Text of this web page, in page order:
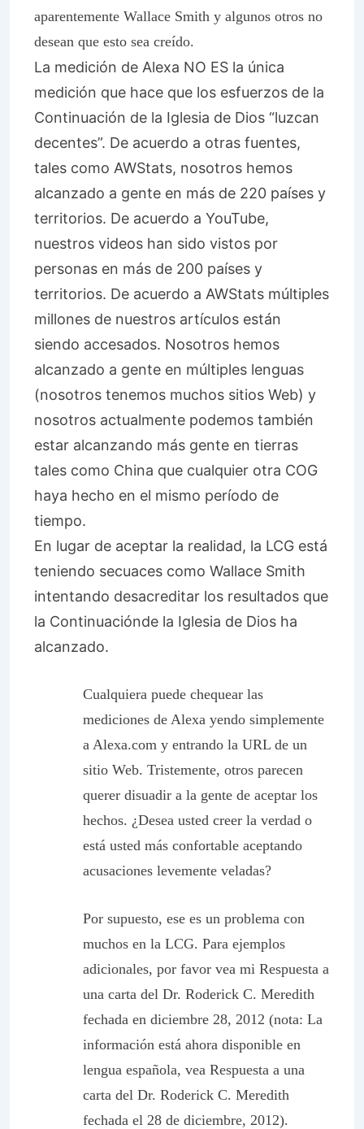
aparentemente Wallace Smith y algunos otros no
desean que esto sea creído.
La medición de Alexa NO ES la única
medición que hace que los esfuerzos de la
Continuación de la Iglesia de Dios “luzcan
decentes”. De acuerdo a otras fuentes,
tales como AWStats, nosotros hemos
alcanzado a gente en más de 220 países y
territorios. De acuerdo a YouTube,
nuestros videos han sido vistos por
personas en más de 200 países y
territorios. De acuerdo a AWStats múltiples
millones de nuestros artículos están
siendo accesados. Nosotros hemos
alcanzado a gente en múltiples lenguas
(nosotros tenemos muchos sitios Web) y
nosotros actualmente podemos también
estar alcanzando más gente en tierras
tales como China que cualquier otra COG
haya hecho en el mismo período de
tiempo.
En lugar de aceptar la realidad, la LCG está
teniendo secuaces como Wallace Smith
intentando desacreditar los resultados que
la Continuaciónde la Iglesia de Dios ha
alcanzado.
Cualquiera puede chequear las
mediciones de Alexa yendo simplemente
a Alexa.com y entrando la URL de un
sitio Web. Tristemente, otros parecen
querer disuadir a la gente de aceptar los
hechos. ¿Desea usted creer la verdad o
está usted más confortable aceptando
acusaciones levemente veladas?
Por supuesto, ese es un problema con
muchos en la LCG. Para ejemplos
adicionales, por favor vea mi Respuesta a
una carta del Dr. Roderick C. Meredith
fechada en diciembre 28, 2012 (nota: La
información está ahora disponible en
lengua española, vea Respuesta a una
carta del Dr. Roderick C. Meredith
fechada el 28 de diciembre, 2012).